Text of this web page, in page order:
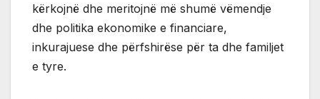
kërkojnë dhe meritojnë më shumë vëmendje
dhe politika ekonomike e financiare,
inkurajuese dhe përfshirëse për ta dhe familjet
e tyre.